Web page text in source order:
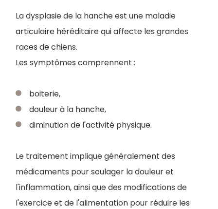
La dysplasie de la hanche est une maladie
articulaire héréditaire qui affecte les grandes
races de chiens.
Les symptômes comprennent :
boiterie,
douleur à la hanche,
diminution de l'activité physique.
Le traitement implique généralement des
médicaments pour soulager la douleur et
l'inflammation, ainsi que des modifications de
l'exercice et de l'alimentation pour réduire les